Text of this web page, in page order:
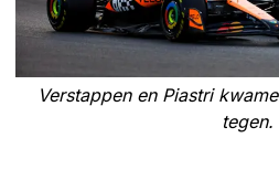
Verstappen en Piastri
tegen.